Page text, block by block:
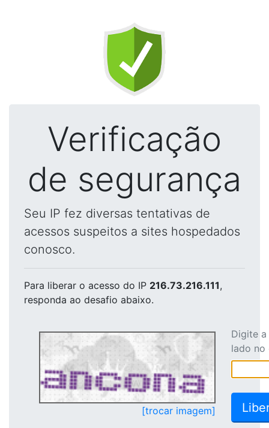
Verificação
de segurança
Seu IP fez diversas tentativas de
acessos suspeitos a sites hospedados
conosco.
Para liberar o acesso do IP 216.73.216.111,
responda ao desafio abaixo.
[trocar imagem]
Digite
lado no